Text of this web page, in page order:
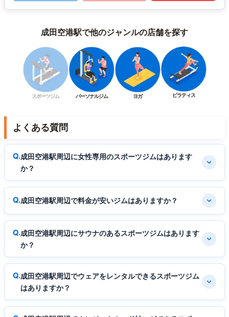
成田空港駅で他のジャンルの店舗を探す
スポーツジム パーソナルジム ヨガ ピラティス
よくある質問
成田空港駅周辺に女性専用のスポーツジムはあります
か？
成田空港駅周辺で料金が安いジムはありますか？
成田空港駅周辺にサウナのあるスポーツジムはあります
か？
成田空港駅周辺でウェアをレンタルできるスポーツジム
はありますか？